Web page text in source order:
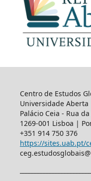
Centro de Estudos
Universidade Aberta
Palácio Ceia - Rua
1269-001 Lisboa |
+351 914 750 376
https://sites.uab.pt/